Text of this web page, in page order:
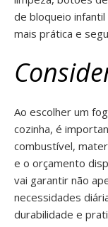
de bloqueio
mais prática e
Ao escolher um
cozinha, é
combustível,
e o orçamento
vai garantir não
necessidades
durabilidade e